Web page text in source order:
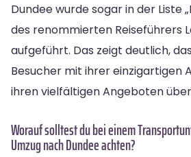
Dundee wurde sogar in der Liste
des renommierten Reiseführers
aufgeführt. Das zeigt deutlich,
Besucher mit ihrer einzigartigen
ihren vielfältigen Angeboten
Worauf solltest du bei einem
Umzug nach Dundee achten?